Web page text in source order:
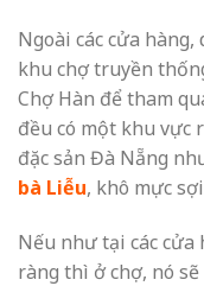
Ngoài các cửa
khu chợ truyền
Chợ Hàn để tham
đều có một khu vực
đặc sản Đà Nẵng
bà Liễu, khô mực
Nếu như tại các cửa
ràng thì ở chợ, nó